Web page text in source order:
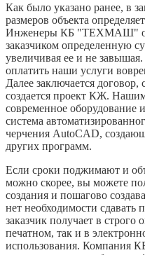
Как было указано ранее, в
размеров объекта
Инженеры КБ "ТЕХМАШ"
заказчиком определенную
увеличивая ее и не
оплатить наши услуги
Далее заключается договор,
создается проект КЖ.
современное оборудование
система
черчения AutoCAD,
других программ.
Если сроки поджимают и
можно скорее, вы можете
создания и пошагово
нет необходимости сдавать
заказчик получает в строго
печатном, так и в
использования.